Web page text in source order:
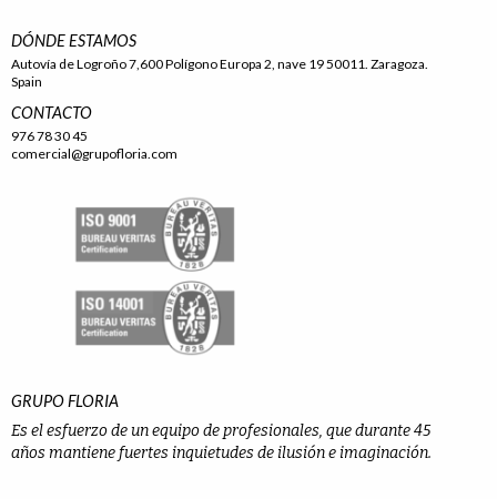
DÓNDE ESTAMOS
Autovía de Logroño 7,600 Polígono Europa 2, nave 19 50011. Zaragoza.
Spain
CONTACTO
976 78 30 45
comercial@grupofloria.com
GRUPO FLORIA
Es el esfuerzo de un equipo de profesionales, que durante 45
años mantiene fuertes inquietudes de ilusión e imaginación.